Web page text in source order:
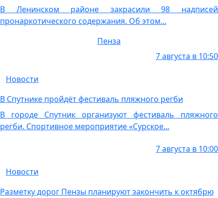
В Ленинском районе закрасили 98 надписей
пронаркотического содержания. Об этом...
Пенза
7 августа в 10:50
Новости
В Спутнике пройдёт фестиваль пляжного регби
В городе Спутник организуют фестиваль пляжного
регби. Спортивное мероприятие «Сурское...
7 августа в 10:00
Новости
Разметку дорог Пензы планируют закончить к октябрю